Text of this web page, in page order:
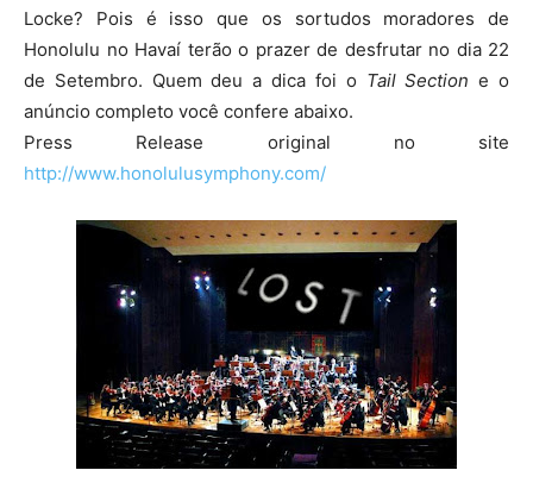
Locke? Pois é isso que os sortudos moradores de
Honolulu no Havaí terão o prazer de desfrutar no dia 22
de Setembro. Quem deu a dica foi o Tail Section e o
anúncio completo você confere abaixo.
Press Release original no site
http://www.honolulusymphony.com/